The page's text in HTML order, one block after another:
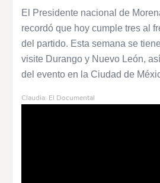
El Presidente nacional de
recordó que hoy cumple tres al
del partido. Esta semana se
visite Durango y Nuevo León,
del evento en la Ciudad de
Claudia: El Documental